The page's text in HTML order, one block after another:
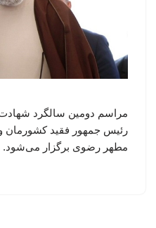
مراسم دومین سالگرد شهادت
رئیس جمهور فقید
مطهر رضوی برگزار می‌شود.